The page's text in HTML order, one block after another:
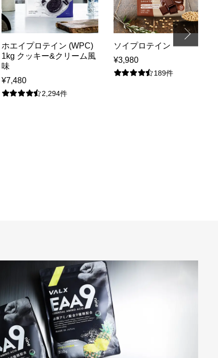
ホエイプロテイン (WPC)
1kg クッキー&クリーム風
味
¥7,480
2,294件
ソイプロテイン
¥3,980
189件